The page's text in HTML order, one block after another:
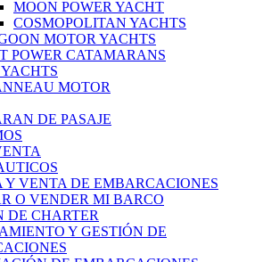
MOON POWER YACHT
COSMOPOLITAN YACHTS
MOTOR YACHTS
POWER CATAMARANS
MOTOR
DE PASAJE
Y VENTA DE EMBARCACIONES
O VENDER MI BARCO
DE CHARTER
Y GESTIÓN DE